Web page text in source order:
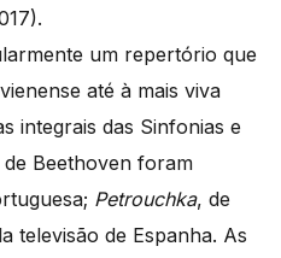
um repertório que
até à mais viva
integrais das Sinfonias e
Beethoven foram
Petrouchka, de
televisão de Espanha. As